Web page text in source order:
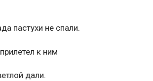
пастухи не спали.
к ним
дали.